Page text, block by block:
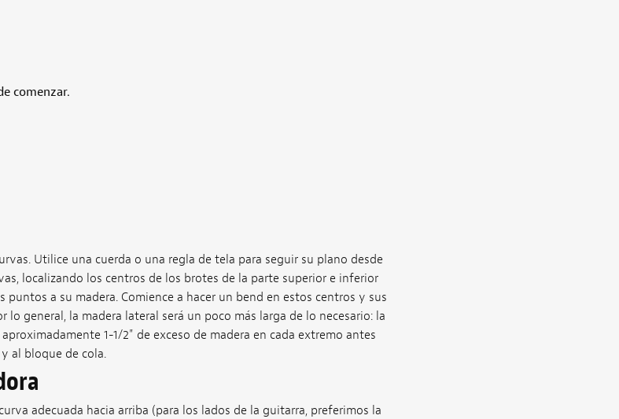
comenzar.
Utilice una cuerda o una regla de tela para seguir su plano desde
localizando los centros de los brotes de la parte superior e inferior
a su madera. Comience a hacer un bend en estos centros y sus
lo general, la madera lateral será un poco más larga de lo necesario: la
1-1/2" de exceso de madera en cada extremo antes
al bloque de cola.
adecuada hacia arriba (para los lados de la guitarra, preferimos la